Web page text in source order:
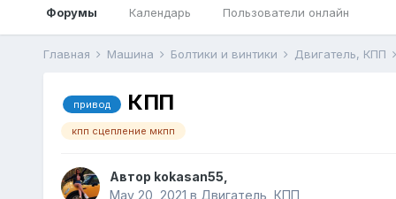
Форумы Календарь Пользователи онлайн
Главная Машина Болтики и винтики Двигатель, КПП
привод КПП
кпп сцепление мкпп
Автор kokasan55
May 20, 2021 в Двигатель, КПП